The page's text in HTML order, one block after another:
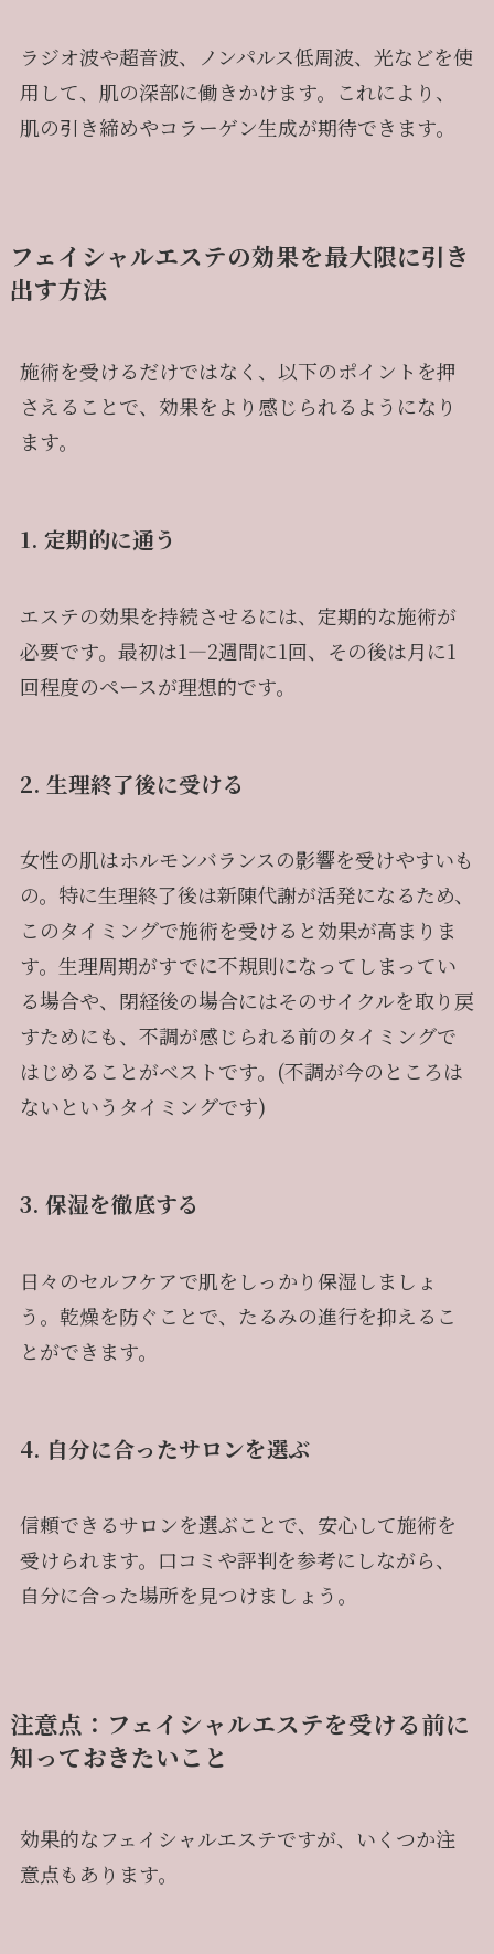
ラジオ波や超音波、ノンパルス低周波、光などを使
用して、肌の深部に働きかけます。これにより、
肌の引き締めやコラーゲン生成が期待できます。
フェイシャルエステの効果を最大限に引き
出す方法
施術を受けるだけではなく、以下のポイントを押
さえることで、効果をより感じられるようになり
ます。
1. 定期的に通う
エステの効果を持続させるには、定期的な施術が
必要です。最初は1—2週間に1回、その後は月に1
回程度のペースが理想的です。
2. 生理終了後に受ける
女性の肌はホルモンバランスの影響を受けやすいも
の。特に生理終了後は新陳代謝が活発になるため、
このタイミングで施術を受けると効果が高まりま
す。生理周期がすでに不規則になってしまってい
る場合や、閉経後の場合にはそのサイクルを取り戻
すためにも、不調が感じられる前のタイミングで
はじめることがベストです。(不調が今のところは
ないというタイミングです)
3. 保湿を徹底する
日々のセルフケアで肌をしっかり保湿しましょ
う。乾燥を防ぐことで、たるみの進行を抑えるこ
とができます。
4. 自分に合ったサロンを選ぶ
信頼できるサロンを選ぶことで、安心して施術を
受けられます。口コミや評判を参考にしながら、
自分に合った場所を見つけましょう。
注意点：フェイシャルエステを受ける前に
知っておきたいこと
効果的なフェイシャルエステですが、いくつか注
意点もあります。